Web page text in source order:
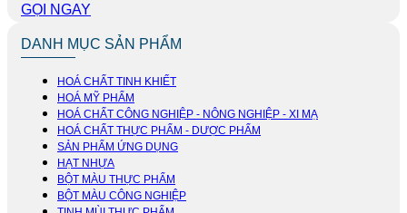
GỌI NGAY
DANH MỤC SẢN PHẨM
HOÁ CHẤT TINH KHIẾT
HOÁ MỸ PHẨM
HOÁ CHẤT CÔNG NGHIỆP - NÔNG NGHIỆP - XI MẠ
HOÁ CHẤT THỰC PHẨM - DƯỢC PHẨM
SẢN PHẨM ỨNG DỤNG
HẠT NHỰA
BỘT MÀU THỰC PHẨM
BỘT MÀU CÔNG NGHIỆP